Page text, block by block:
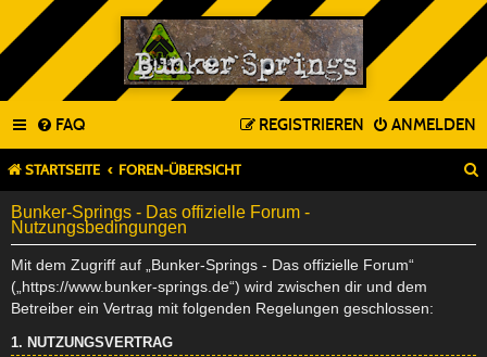
FAQ ANMELDEN
REGISTRIEREN
STARTSEITE FOREN-ÜBERSICHT
Bunker-Springs - Das offizielle Forum -
Nutzungsbedingungen
Mit dem Zugriff auf „Bunker-Springs - Das offizielle Forum“
(„https://www.bunker-springs.de“) wird zwischen dir und dem
Betreiber ein Vertrag mit folgenden Regelungen geschlossen:
1. NUTZUNGSVERTRAG